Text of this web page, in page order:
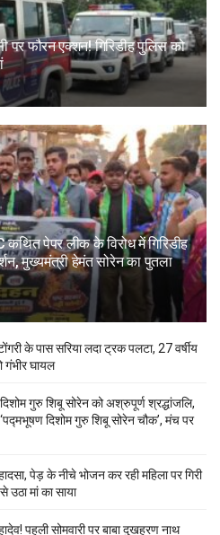
फौरन एक्शन! गिरिडीह पुलिस को
पेपर लीक के विरोध में गिरिडीह
मुख्यमंत्री हेमंत सोरेन का पुतला
के पास सरिया लदा ट्रक पलटा, 27 वर्षीय
गंभीर घायल
गुरु शिबू सोरेन को अश्रुपूर्ण श्रद्धांजलि,
दिशोम गुरु शिबू सोरेन चौक’, मंच पर
पेड़ के नीचे भोजन कर रही महिला पर गिरी
उठा मां का साया
पहली सोमवारी पर बाबा दुखहरण नाथ